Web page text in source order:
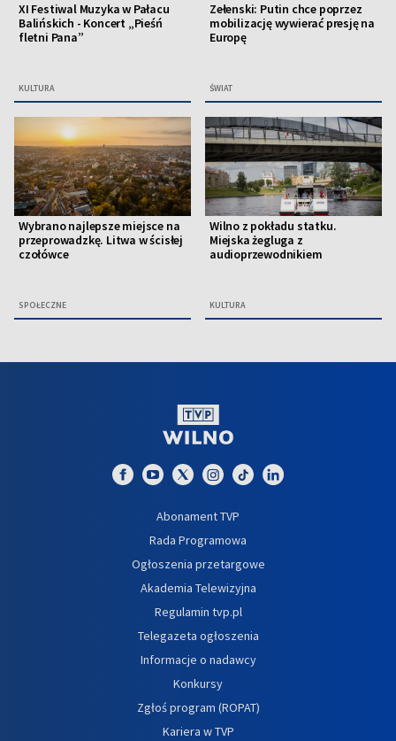
XI Festiwal Muzyka w Pałacu
Balińskich - Koncert „Pieśń
fletni Pana”
KULTURA
Zełenski: Putin chce poprzez
mobilizację wywierać presję na
Europę
ŚWIAT
Wybrano najlepsze miejsce na
przeprowadzkę. Litwa w ścisłej
czołówce
SPOŁECZNE
Wilno z pokładu statku.
Miejska żegluga z
audioprzewodnikiem
KULTURA
Abonament TVP
Rada Programowa
Ogłoszenia przetargowe
Akademia Telewizyjna
Regulamin tvp.pl
Telegazeta ogłoszenia
Informacje o nadawcy
Konkursy
Zgłoś program (ROPAT)
Kariera w TVP